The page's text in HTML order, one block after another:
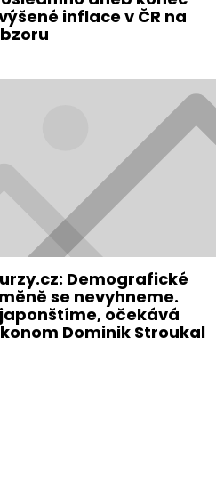
inflace v ČR na
Demografické
se nevyhneme.
očekává
Dominik Stroukal